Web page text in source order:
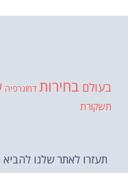
בעולם בחירות דמוגרפיה
תשקורת
תעזרו לאתר שלנו להביא